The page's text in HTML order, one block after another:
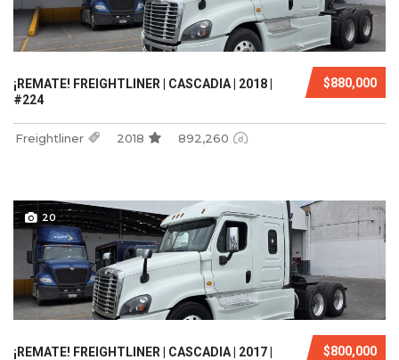
$880,000
¡REMATE! FREIGHTLINER | CASCADIA | 2018 |
#224
Freightliner 2018 892,260
20
$800,000
¡REMATE! FREIGHTLINER | CASCADIA | 2017 |